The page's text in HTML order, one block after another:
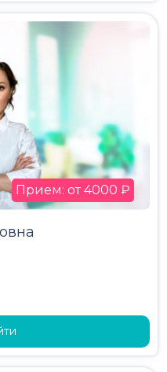
Прием: от 4000 ₽